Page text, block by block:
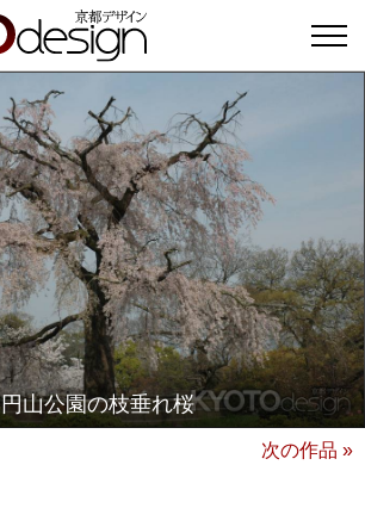
円山公園の枝垂れ桜
次の作品 »